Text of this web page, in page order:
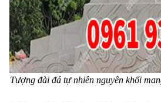
Tượng đài đá tự nhiên nguyên khối